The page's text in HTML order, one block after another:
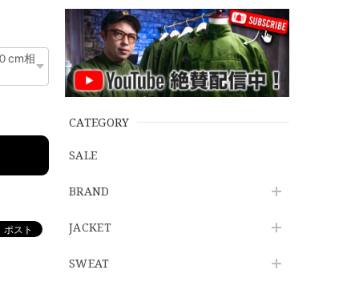
CATEGORY
SALE
BRAND
JACKET
SWEAT